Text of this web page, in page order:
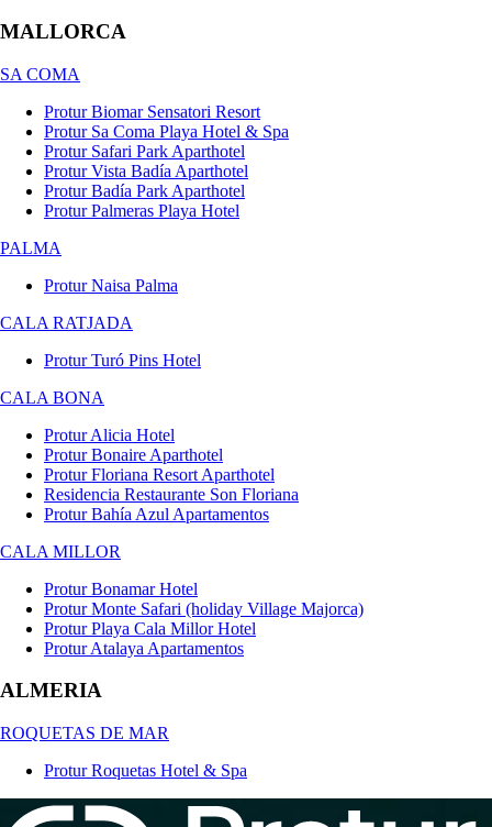
MALLORCA
SA COMA
Protur Biomar Sensatori Resort
Protur Sa Coma Playa Hotel & Spa
Protur Safari Park Aparthotel
Protur Vista Badía Aparthotel
Protur Badía Park Aparthotel
Protur Palmeras Playa Hotel
PALMA
Protur Naisa Palma
CALA RATJADA
Protur Turó Pins Hotel
CALA BONA
Protur Alicia Hotel
Protur Bonaire Aparthotel
Protur Floriana Resort Aparthotel
Residencia Restaurante Son Floriana
Protur Bahía Azul Apartamentos
CALA MILLOR
Protur Bonamar Hotel
Protur Monte Safari (holiday Village Majorca)
Protur Playa Cala Millor Hotel
Protur Atalaya Apartamentos
ALMERIA
ROQUETAS DE MAR
Protur Roquetas Hotel & Spa